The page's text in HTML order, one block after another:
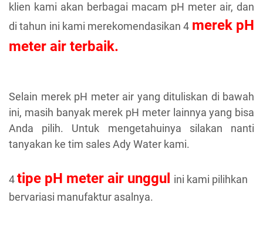
klien kami akan berbagai macam pH meter air, dan
di tahun ini kami merekomendasikan 4 merek pH
meter air terbaik.
Selain merek pH meter air yang dituliskan di bawah
ini, masih banyak merek pH meter lainnya yang bisa
Anda pilih. Untuk mengetahuinya silakan nanti
tanyakan ke tim sales Ady Water kami.
4tipe pH meter air unggul
ini kami pilihkan
bervariasi manufaktur asalnya.